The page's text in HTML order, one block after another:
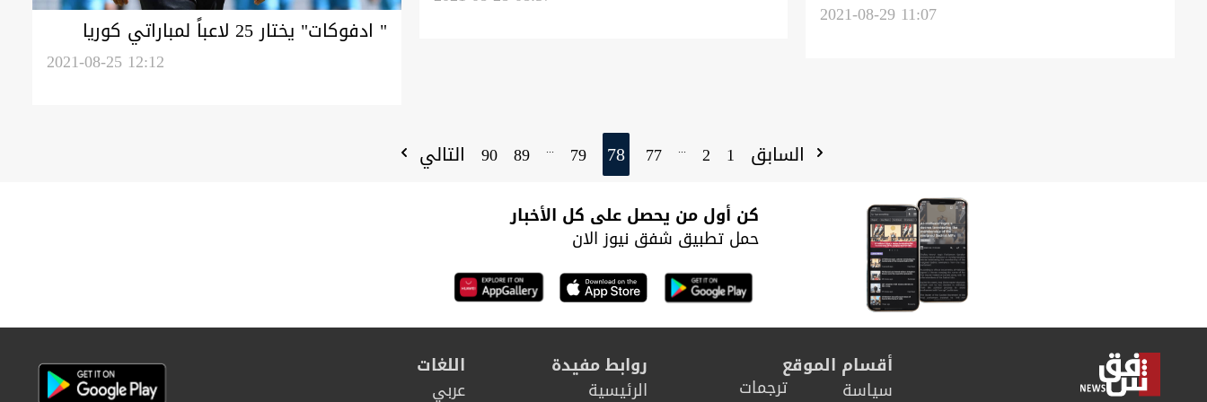
2021-08-29 11:07
" ادفوكات" يختار 25 لاعباً لمباراتي كوريا
2021-08-25 12:12
السابق 1
2
...
77
78
79
...
89
90 التالي
كن أول من يحصل على كل الأخبار
حمل تطبيق شفق نيوز الان
أقسام الموقع
سیاسة
ترجمات
روابط مفيدة
الرئيسية
اللغات
عربي